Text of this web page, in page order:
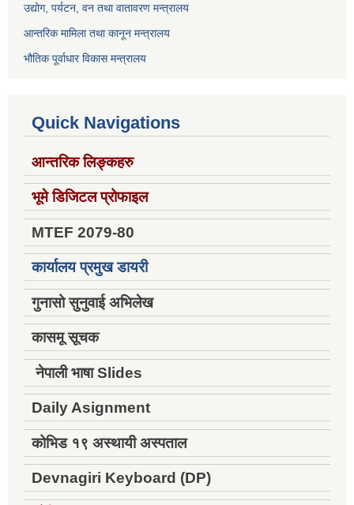
उद्योग, पर्यटन, वन तथा वातावरण मन्त्रालय
आन्तरिक मामिला तथा कानून मन्त्रालय
भौतिक पूर्वाधार विकास मन्त्रालय
Quick Navigations
आन्तरिक लिङ्कहरु
भूमे डिजिटल प्रोफाइल
MTEF 2079-80
कार्यालय प्रमुख डायरी
गुनासो सुनुवाई अभिलेख
कासमू सूचक
नेपाली भाषा Slides
Daily Asignment
कोभिड १९ अस्थायी अस्पताल
Devnagiri Keyboard (DP)